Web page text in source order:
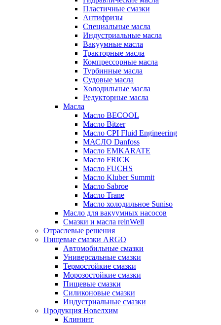
Пластичные смазки
Антифризы
Специальные масла
Индустриальные масла
Вакуумные масла
Тракторные масла
Компрессорные масла
Турбинные масла
Судовые масла
Холодильные масла
Редукторные масла
Масла
Масло BECOOL
Масло Bitzer
Масло CPI Fluid Engineering
МАСЛО Danfoss
Масло EMKARATE
Масло FRICK
Масло FUCHS
Масло Kluber Summit
Масло Sabroe
Масло Trane
Масло холодильное Suniso
Масло для вакуумных насосов
Смазки и масла reinWell
Отраслевые решения
Пищевые смазки ARGO
Автомобильные смазки
Универсальные смазки
Термостойкие смазки
Морозостойкие смазки
Пищевые смазки
Силиконовые смазки
Индустриальные смазки
Продукция Новелхим
Клининг